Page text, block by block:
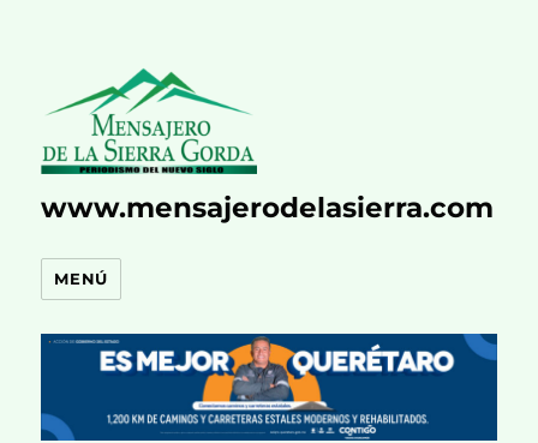
www.mensajerodelasierra.com
MENÚ